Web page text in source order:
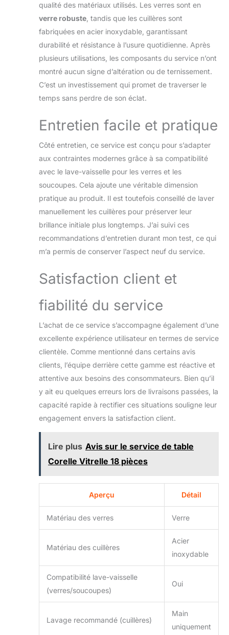
qualité des matériaux utilisés. Les verres sont en
verre robuste , tandis que les cuillères sont
fabriquées en acier inoxydable, garantissant
durabilité et résistance à l’usure quotidienne. Après
plusieurs utilisations, les composants du service n’ont
montré aucun signe d’altération ou de ternissement.
C’est un investissement qui promet de traverser le
temps sans perdre de son éclat.
Entretien facile et pratique
Côté entretien, ce service est conçu pour s’adapter
aux contraintes modernes grâce à sa compatibilité
avec le lave-vaisselle pour les verres et les
soucoupes. Cela ajoute une véritable dimension
pratique au produit. Il est toutefois conseillé de laver
manuellement les cuillères pour préserver leur
brillance initiale plus longtemps. J’ai suivi ces
recommandations d’entretien durant mon test, ce qui
m’a permis de conserver l’aspect neuf du service.
Satisfaction client et
fiabilité du service
L’achat de ce service s’accompagne également d’une
excellente expérience utilisateur en termes de service
clientèle. Comme mentionné dans certains avis
clients, l’équipe derrière cette gamme est réactive et
attentive aux besoins des consommateurs. Bien qu’il
y ait eu quelques erreurs lors de livraisons passées, la
capacité rapide à rectifier ces situations souligne leur
engagement envers la satisfaction client.
Lire plus Avis sur le service de table
Corelle Vitrelle 18 pièces
Aperçu Détail
Matériau des verres Verre
Matériau des cuillères
Acier
inoxydable
Compatibilité lave-vaisselle
(verres/soucoupes)
Oui
Lavage recommandé (cuillères)
Main
uniquement